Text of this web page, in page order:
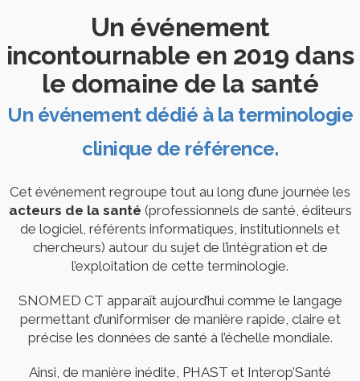
Un événement
incontournable en 2019 dans
le domaine de la santé
Un événement dédié à la terminologie
clinique de référence.
Cet événement regroupe tout au long d’une journée les
acteurs de la santé (professionnels de santé, éditeurs
de logiciel, référents informatiques, institutionnels et
chercheurs) autour du sujet de l’intégration et de
l’exploitation de cette terminologie.
SNOMED CT apparaît aujourd’hui comme le langage
permettant d’uniformiser de manière rapide, claire et
précise les données de santé à l’échelle mondiale.
Ainsi, de manière inédite, PHAST et Interop’Santé